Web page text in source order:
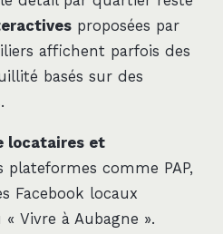
proposées par
affichent parfois des
basés sur des
locataires et
plateformes comme PAP,
Facebook locaux
Vivre à Aubagne ».